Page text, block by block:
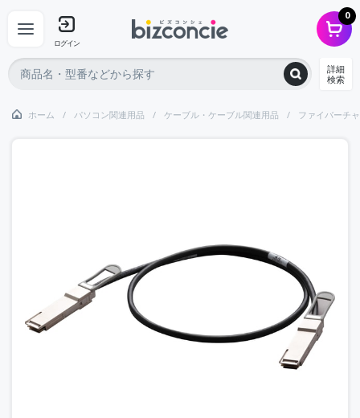
ログイン
0
詳細
検索
ホーム パソコン関連用品 ケーブル・ケーブル関連用品 ファイバーチ